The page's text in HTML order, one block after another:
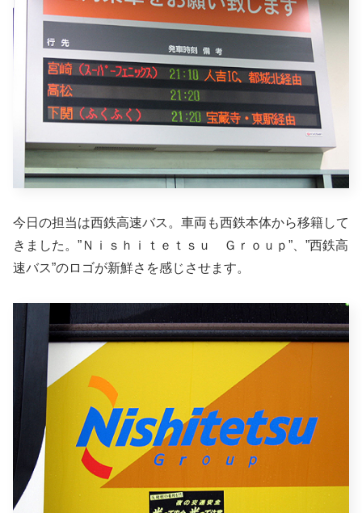
今日の担当は西鉄高速バス。車両も西鉄本体から移籍して
きました。”Ｎｉｓｈｉｔｅｔｓｕ Ｇｒｏｕｐ”、”西鉄高
速バス”のロゴが新鮮さを感じさせます。